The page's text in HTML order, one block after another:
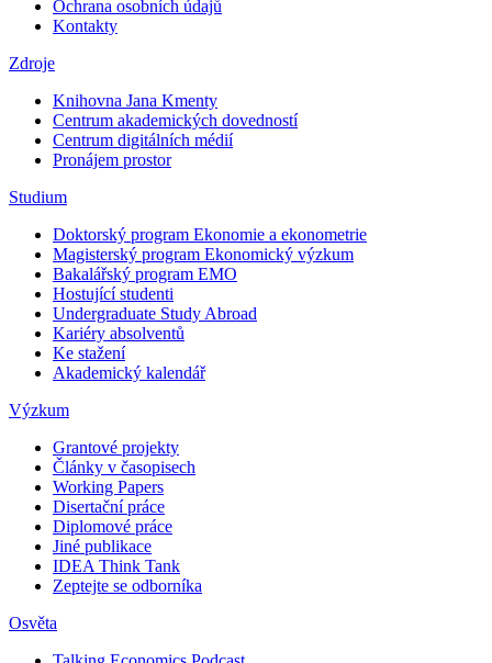
Ochrana osobních údajů
Kontakty
Zdroje
Knihovna Jana Kmenty
Centrum akademických dovedností
Centrum digitálních médií
Pronájem prostor
Studium
Doktorský program Ekonomie a ekonometrie
Magisterský program Ekonomický výzkum
Bakalářský program EMO
Hostující studenti
Undergraduate Study Abroad
Kariéry absolventů
Ke stažení
Akademický kalendář
Výzkum
Grantové projekty
Články v časopisech
Working Papers
Disertační práce
Diplomové práce
Jiné publikace
IDEA Think Tank
Zeptejte se odborníka
Osvěta